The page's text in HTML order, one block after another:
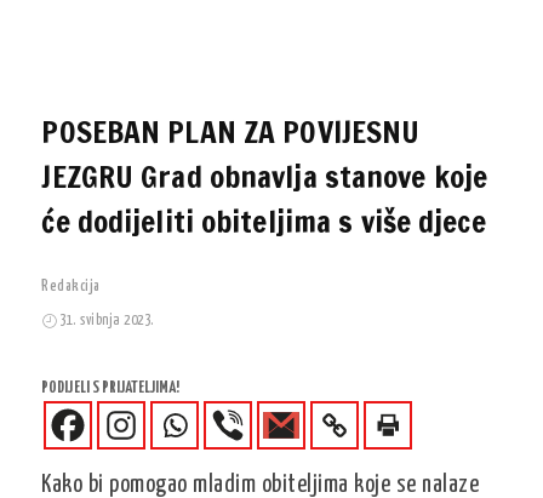
POSEBAN PLAN ZA POVIJESNU
JEZGRU Grad obnavlja stanove koje
će dodijeliti obiteljima s više djece
Redakcija
31. svibnja 2023.
PODIJELI S PRIJATELJIMA!
Kako bi pomogao mladim obiteljima koje se nalaze